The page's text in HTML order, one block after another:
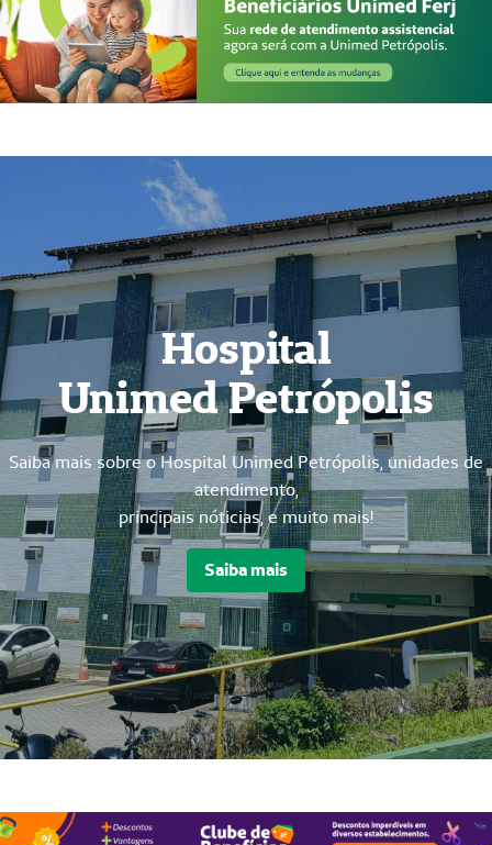
Hospital
Unimed Petrópolis
Saiba mais sobre o Hospital Unimed Petrópolis, unidades de
atendimento,
principais nóticias, e muito mais!
Saiba mais